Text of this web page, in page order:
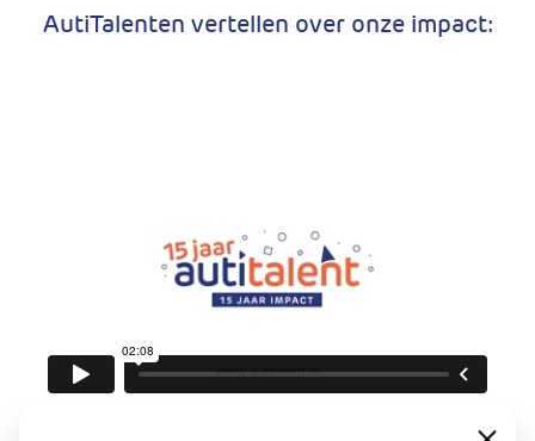
AutiTalenten vertellen over onze impact: